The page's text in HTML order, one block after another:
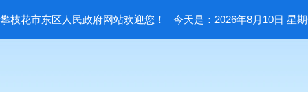
攀枝花市东区人民政府网站欢迎您！ 今天是：2026年8月10日 星